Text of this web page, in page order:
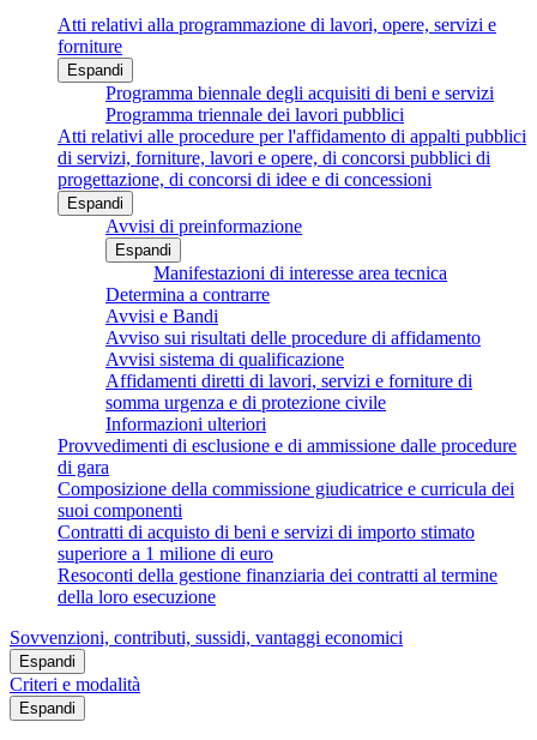
Atti relativi alla programmazione di lavori, opere, servizi e
forniture
Espandi
Programma biennale degli acquisiti di beni e servizi
Programma triennale dei lavori pubblici
Atti relativi alle procedure per l'affidamento di appalti pubblici
di servizi, forniture, lavori e opere, di concorsi pubblici di
progettazione, di concorsi di idee e di concessioni
Espandi
Avvisi di preinformazione
Espandi
Manifestazioni di interesse area tecnica
Determina a contrarre
Avvisi e Bandi
Avviso sui risultati delle procedure di affidamento
Avvisi sistema di qualificazione
Affidamenti diretti di lavori, servizi e forniture di
somma urgenza e di protezione civile
Informazioni ulteriori
Provvedimenti di esclusione e di ammissione dalle procedure
di gara
Composizione della commissione giudicatrice e curricula dei
suoi componenti
Contratti di acquisto di beni e servizi di importo stimato
superiore a 1 milione di euro
Resoconti della gestione finanziaria dei contratti al termine
della loro esecuzione
Sovvenzioni, contributi, sussidi, vantaggi economici
Espandi
Criteri e modalità
Espandi